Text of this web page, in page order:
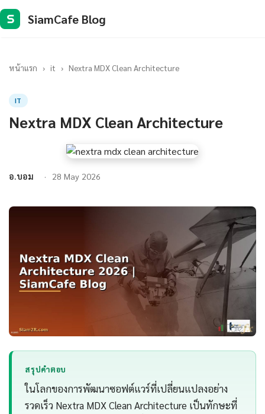
S SiamCafe Blog
หน้าแรก › it › Nextra MDX Clean Architecture
IT
Nextra MDX Clean Architecture
อ.บอม 28 May 2026
สรุปคำตอบ
ในโลกของการพัฒนาซอฟต์แวร์ที่เปลี่ยนแปลงอย่าง
รวดเร็ว Nextra MDX Clean Architecture เป็นทักษะที่